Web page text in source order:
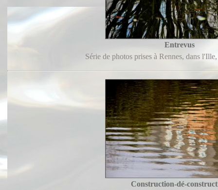
Entrevus
Série de photos prises à Rennes, dans
Construction-dé-